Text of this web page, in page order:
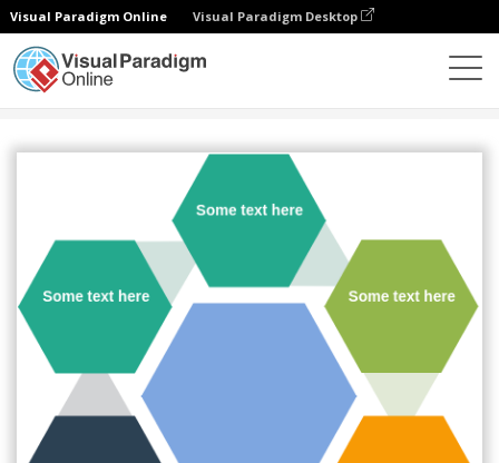
Visual Paradigm Online Visual Paradigm Desktop